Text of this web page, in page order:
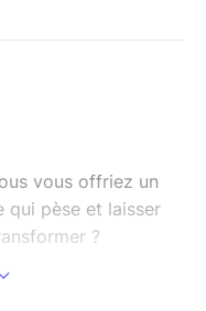
vous offriez un
qui pèse et laisser
?